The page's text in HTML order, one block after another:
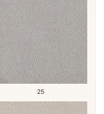
25